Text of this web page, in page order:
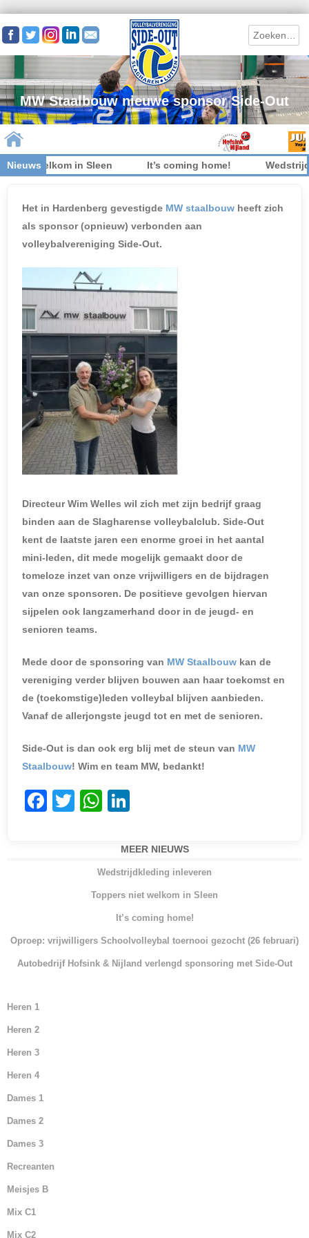
Search
MW Staalbouw nieuwe sponsor Side-Out
Nieuws
niet welkom in Sleen It’s coming home!
Het in Hardenberg gevestigde MW staalbouw heeft zich
als sponsor (opnieuw) verbonden aan
volleybalvereniging Side-Out.
Directeur Wim Welles wil zich met zijn bedrijf graag
binden aan de Slagharense volleybalclub. Side-Out
kent de laatste jaren een enorme groei in het aantal
mini-leden, dit mede mogelijk gemaakt door de
tomeloze inzet van onze vrijwilligers en de bijdragen
van onze sponsoren. De positieve gevolgen hiervan
sijpelen ook langzamerhand door in de jeugd- en
senioren teams.
Mede door de sponsoring van MW Staalbouw kan de
vereniging verder blijven bouwen aan haar toekomst en
de (toekomstige)leden volleybal blijven aanbieden.
Vanaf de allerjongste jeugd tot en met de senioren.
Side-Out is dan ook erg blij met de steun van MW
Staalbouw! Wim en team MW, bedankt!
F
o
k
T
W
at
s
A
p
k
e
dI
n
MEER NIEUWS
Wedstrijdkleding inleveren
Toppers niet welkom in Sleen
It’s coming home!
Oproep: vrijwilligers Schoolvolleybal toernooi gezocht (26 februari)
Autobedrijf Hofsink & Nijland verlengd sponsoring met Side-Out
Heren 1
Heren 2
Heren 3
Heren 4
Dames 1
Dames 2
Dames 3
Recreanten
Meisjes B
Mix C1
Mix C2